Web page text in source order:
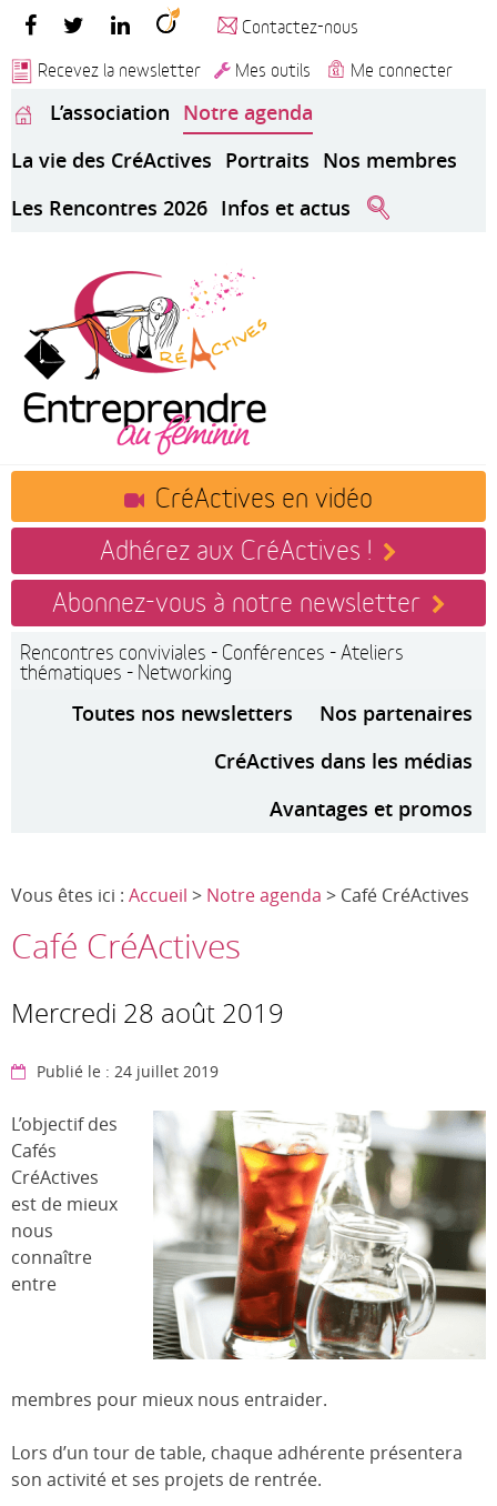
Contactez-nous
Recevez la newsletter
Mes outils Me connecter
L’association Notre agenda
La vie des CréActives Portraits Nos membres
Les Rencontres 2026 Infos et actus
CréActives en vidéo
Adhérez aux CréActives !
Abonnez-vous à notre newsletter
Rencontres conviviales - Conférences - Ateliers
thématiques - Networking
Toutes nos newsletters
Nos partenaires
CréActives dans les médias
Avantages et promos
Vous êtes ici : Accueil > Notre agenda > Café CréActives
Café CréActives
Mercredi 28 août 2019
Publié le : 24 juillet 2019
L’objectif des
Cafés
CréActives
est de mieux
nous
connaître
entre
membres pour mieux nous entraider.
Lors d’un tour de table, chaque adhérente présentera
son activité et ses projets de rentrée.